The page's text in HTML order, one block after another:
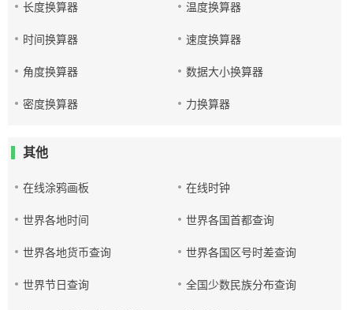
长度换算器 温度换算器
时间换算器 速度换算器
角度换算器 数据大小换算器
密度换算器 力换算器
其他
在线涂鸦画板 在线时钟
世界各地时间 世界各国首都查询
世界各地货币查询 世界各国区号时差查询
世界节日查询 全国少数民族分布查询